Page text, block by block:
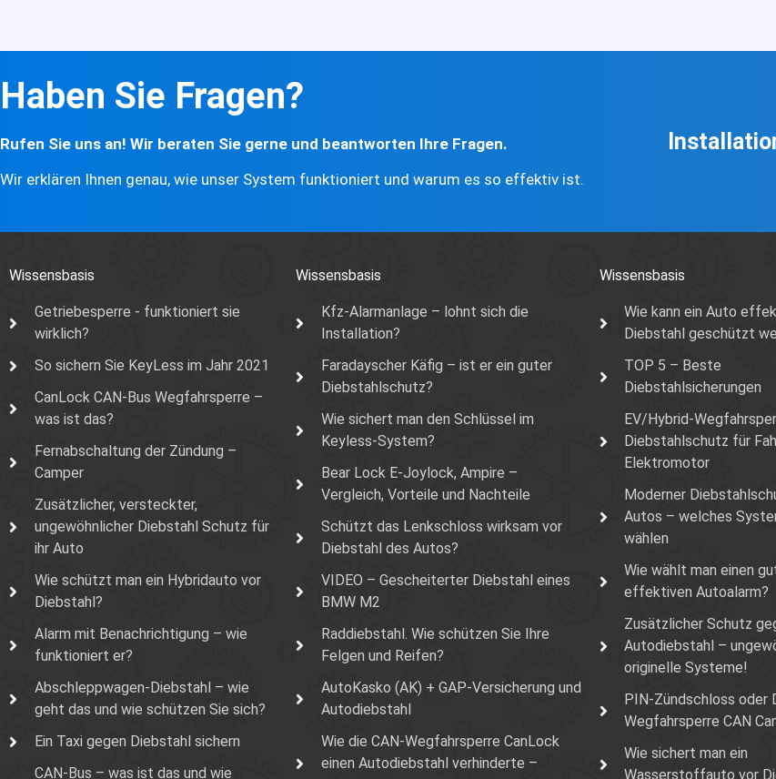
Haben Sie Fragen?
Rufen Sie uns an! Wir beraten Sie gerne und beantworten Ihre Fragen.
Wir erklären Ihnen genau, wie unser System funktioniert und warum es so effektiv ist.
Wissensbasis
Getriebesperre - funktioniert sie
wirklich?
So sichern Sie KeyLess im Jahr 2021
CanLock CAN-Bus Wegfahrsperre –
was ist das?
Fernabschaltung der Zündung –
Camper
Zusätzlicher, versteckter,
ungewöhnlicher Diebstahl Schutz für
ihr Auto
Wie schützt man ein Hybridauto vor
Diebstahl?
Alarm mit Benachrichtigung – wie
funktioniert er?
Abschleppwagen-Diebstahl – wie
geht das und wie schützen Sie sich?
Ein Taxi gegen Diebstahl sichern
CAN-Bus – was ist das und wie
Wissensbasis
Kfz-Alarmanlage – lohnt sich die
Installation?
Faradayscher Käfig – ist er ein guter
Diebstahlschutz?
Wie sichert man den Schlüssel im
Keyless-System?
Bear Lock E-Joylock, Ampire –
Vergleich, Vorteile und Nachteile
Schützt das Lenkschloss wirksam vor
Diebstahl des Autos?
VIDEO – Gescheiterter Diebstahl eines
BMW M2
Raddiebstahl. Wie schützen Sie Ihre
Felgen und Reifen?
AutoKasko (AK) + GAP-Versicherung und
Autodiebstahl
Wie die CAN-Wegfahrsperre CanLock
einen Autodiebstahl verhinderte –
Wissensbasis
Wie kann ein Auto
Diebstahl geschützt
TOP 5 – Beste
Diebstahlsicherungen
EV/Hybrid-
Diebstahlschutz für
Elektromotor
Moderner
Autos – welches
wählen
Wie wählt man einen
effektiven Autoalarm?
Zusätzlicher Schutz
Autodiebstahl –
originelle Systeme!
PIN-Zündschloss oder
Wegfahrsperre CAN
Wie sichert man ein
Wasserstoffauto vor